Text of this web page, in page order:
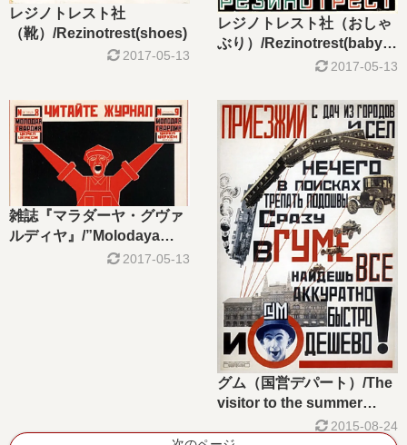
レジノトレスト社
（靴）/Rezinotrest(shoes)
2017-05-13
レジノトレスト社（おしゃ
ぶり）/Rezinotrest(baby
2017-05-13
雑誌『マラダーヤ・グヴァ
ルディヤ』/”Molodaya
Gvardiya”magazine2017-05-13
グム（国営デパート）/The
visitor to the summer
houses of towns and2015-08-24